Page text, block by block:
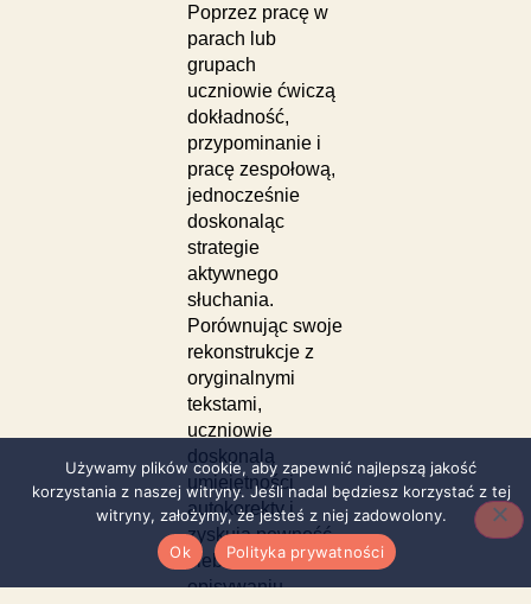
Poprzez pracę w
parach lub
grupach
uczniowie ćwiczą
dokładność,
przypominanie i
pracę zespołową,
jednocześnie
doskonaląc
strategie
aktywnego
słuchania.
Porównując swoje
rekonstrukcje z
oryginalnymi
tekstami,
uczniowie
doskonalą
umiejętności
autokorekty i
zyskują pewność
siebie w
opisywaniu
Używamy plików cookie, aby zapewnić najlepszą jakość
korzystania z naszej witryny. Jeśli nadal będziesz korzystać z tej
witryny, założymy, że jesteś z niej zadowolony.
Ok
Polityka prywatności